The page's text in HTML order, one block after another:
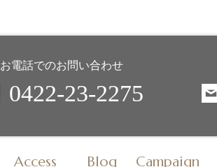
お電話でのお問い合わせ
0422-23-2275
Access Blog Campaign